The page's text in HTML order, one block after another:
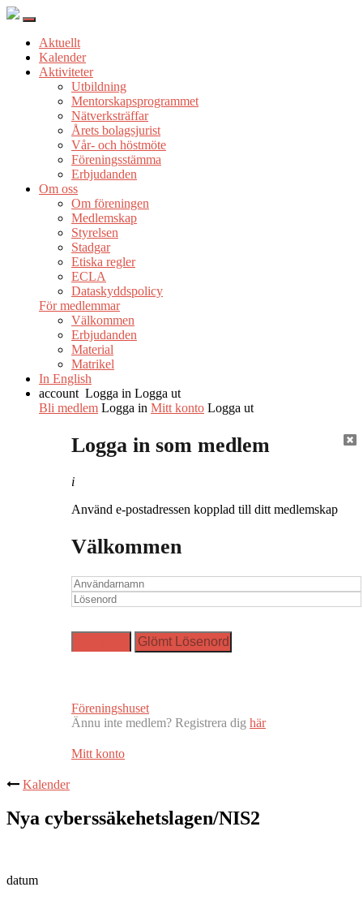
Aktuellt
Kalender
Aktiviteter
Utbildning
Mentorskapsprogrammet
Nätverksträffar
Årets bolagsjurist
Vår- och höstmöte
Föreningsstämma
Erbjudanden
Om oss
Om föreningen
Medlemskap
Styrelsen
Stadgar
Etiska regler
ECLA
Dataskyddspolicy
För medlemmar
Välkommen
Erbjudanden
Material
Matrikel
In English
account Logga in Logga ut
Bli medlem Logga in Mitt konto Logga ut
Logga in som medlem
i
Använd e-postadressen kopplad till ditt medlemskap
Välkommen
Föreningshuset
Ännu inte medlem? Registrera dig här
Mitt konto
Kalender
Nya cyberssäkehetslagen/NIS2
datum